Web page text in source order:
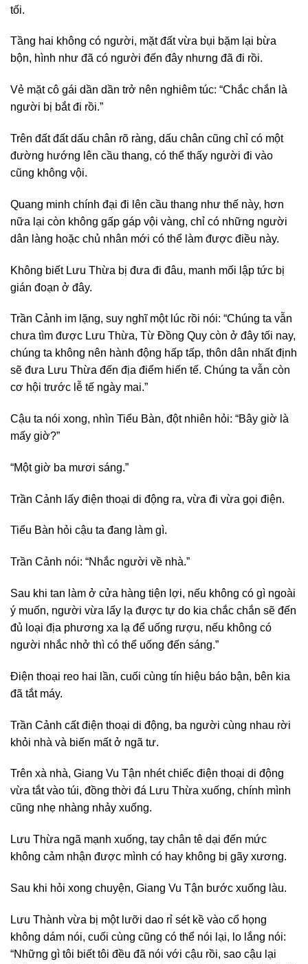
tối.
Tầng hai không có người, mặt đất vừa bụi bặm lại bừa
bộn, hình như đã có người đến đây nhưng đã đi rồi.
Vẻ mặt cô gái dần dần trở nên nghiêm túc: “Chắc chắn là
người bị bắt đi rồi.”
Trên đất đất dấu chân rõ ràng, dấu chân cũng chỉ có một
đường hướng lên cầu thang, có thể thấy người đi vào
cũng không vội.
Quang minh chính đại đi lên cầu thang như thế này, hơn
nữa lại còn không gấp gáp vội vàng, chỉ có những người
dân làng hoặc chủ nhân mới có thể làm được điều này.
Không biết Lưu Thừa bị đưa đi đâu, manh mối lập tức bị
gián đoạn ở đây.
Trần Cảnh im lặng, suy nghĩ một lúc rồi nói: “Chúng ta vẫn
chưa tìm được Lưu Thừa, Từ Đồng Quy còn ở đây tối nay,
chúng ta không nên hành động hấp tấp, thôn dân nhất định
sẽ đưa Lưu Thừa đến địa điểm hiến tế. Chúng ta vẫn còn
cơ hội trước lễ tế ngày mai.”
Cậu ta nói xong, nhìn Tiểu Bàn, đột nhiên hỏi: “Bây giờ là
mấy giờ?”
“Một giờ ba mươi sáng.”
Trần Cảnh lấy điện thoại di động ra, vừa đi vừa gọi điện.
Tiểu Bàn hỏi cậu ta đang làm gì.
Trần Cảnh nói: “Nhắc người về nhà.”
Sau khi tan làm ở cửa hàng tiện lợi, nếu không có gì ngoài
ý muốn, người vừa lấy lạ được tự do kia chắc chắn sẽ đến
đủ loại địa phương xa lạ để uống rượu, nếu không có
người nhắc nhở thì có thể uống đến sáng.”
Điện thoại reo hai lần, cuối cùng tín hiệu báo bận, bên kia
đã tắt máy.
Trần Cảnh cất điện thoại di động, ba người cùng nhau rời
khỏi nhà và biến mất ở ngã tư.
Trên xà nhà, Giang Vu Tận nhét chiếc điện thoại di động
vừa tắt vào túi, đồng thời đá Lưu Thừa xuống, chính mình
cũng nhẹ nhàng nhảy xuống.
Lưu Thừa ngã mạnh xuống, tay chân tê dại đến mức
không cảm nhận được mình có hay không bị gãy xương.
Sau khi hỏi xong chuyện, Giang Vu Tận bước xuống làu.
Lưu Thành vừa bị một lưỡi dao rỉ sét kề vào cổ họng
không dám nói, cuối cùng cũng có thể nói lại, lo lắng nói:
“Những gì tôi biết tôi đều đã nói với cậu rồi, sao cậu lại